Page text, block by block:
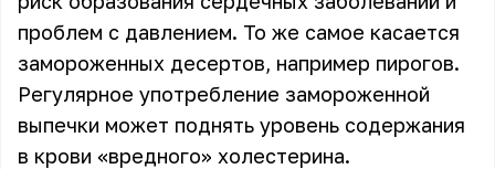
проблем с давлением. То же самое касается
замороженных десертов, например пирогов.
Регулярное употребление замороженной
выпечки может поднять уровень содержания
в крови «вредного» холестерина.